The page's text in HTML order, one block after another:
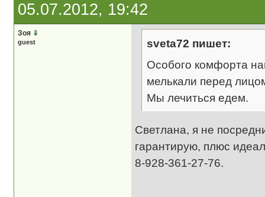
05.07.2012, 19:42
Зоя ⇓
guest
sveta72 пишет:
Особого комфорта
мелькали перед
Мы лечиться едем.
Светлана, я не
гарантирую, плюс
8-928-361-27-76.